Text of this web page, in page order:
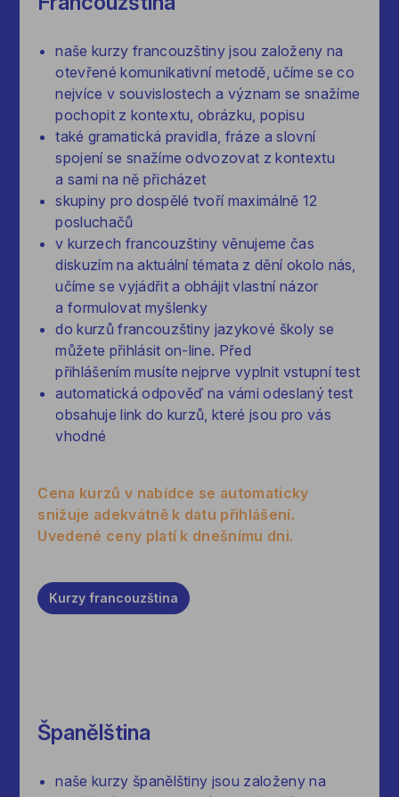
naše kurzy francouzštiny jsou založeny na
otevřené komunikativní metodě, učíme se co
nejvíce v souvislostech a význam se snažíme
pochopit z kontextu, obrázku, popisu
také gramatická pravidla, fráze a slovní
spojení se snažíme odvozovat z kontextu
a sami na ně přicházet
skupiny pro dospělé tvoří maximálně 12
posluchačů
v kurzech francouzštiny věnujeme čas
diskuzím na aktuální témata z dění okolo nás,
učíme se vyjádřit a obhájit vlastní názor
a formulovat myšlenky
do kurzů francouzštiny jazykové školy se
můžete přihlásit on-line. Před
přihlášením musíte nejprve vyplnit vstupní test
automatická odpověď na vámi odeslaný test
obsahuje link do kurzů, které jsou pro vás
vhodné
Cena kurzů v nabídce se automaticky
snižuje adekvátně k datu přihlášení.
Uvedené ceny platí k dnešnímu dni.
Kurzyfrancouzština
Španělština
naše kurzy španělštiny jsou založeny na